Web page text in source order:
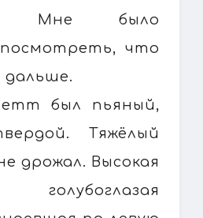
Мне было
что
был пьяный,
Тяжёлый
дрожал. Высокая